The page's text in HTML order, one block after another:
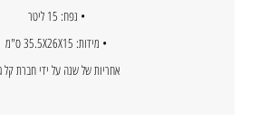
• נפח: 15 ליטר
• מידות: 35.5X26X15 ס"מ
אחריות של שנה על ידי חברת קל